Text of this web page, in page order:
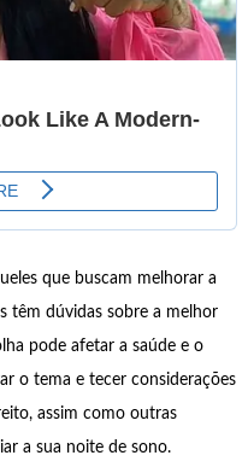
que buscam melhorar a
têm dúvidas sobre a melhor
pode afetar a saúde e o
o tema e tecer considerações
assim como outras
a sua noite de sono.